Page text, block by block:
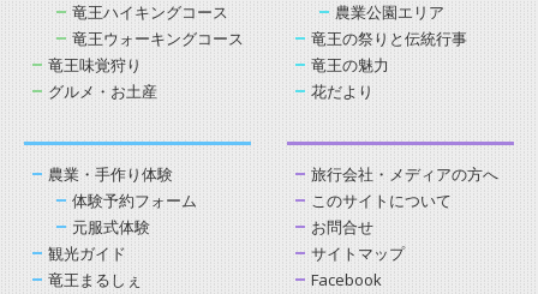
竜王ハイキングコース
竜王ウォーキングコース
竜王味覚狩り
グルメ・お土産
農業公園エリア
竜王の祭りと伝統行事
竜王の魅力
花だより
農業・手作り体験
体験予約フォーム
元服式体験
観光ガイド
竜王まるしぇ
旅行会社・メディアの方へ
このサイトについて
お問合せ
サイトマップ
Facebook